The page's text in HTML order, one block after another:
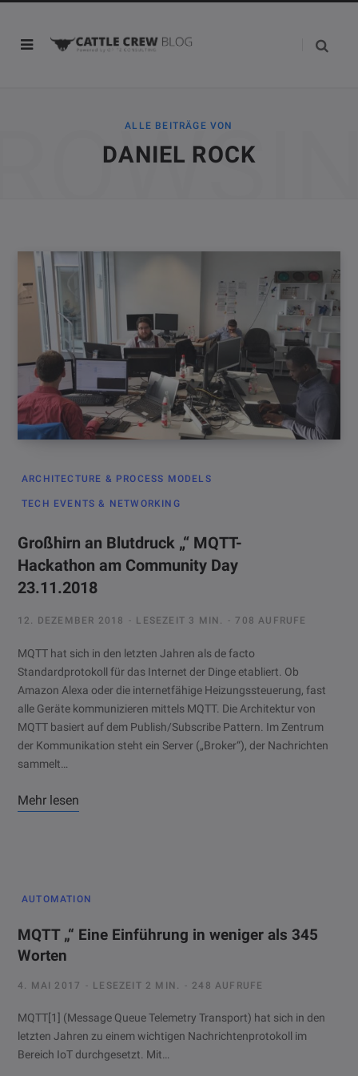
ALLE BEITRÄGE VON
DANIEL ROCK
ARCHITECTURE & PROCESS MODELS
TECH EVENTS & NETWORKING
Großhirn an Blutdruck „“ MQTT-
Hackathon am Community Day
23.11.2018
12. DEZEMBER 2018 LESEZEIT 3 MIN. 708 AUFRUFE
MQTT hat sich in den letzten Jahren als de facto
Standardprotokoll für das Internet der Dinge etabliert. Ob
Amazon Alexa oder die internetfähige Heizungssteuerung, fast
alle Geräte kommunizieren mittels MQTT. Die Architektur von
MQTT basiert auf dem Publish/Subscribe Pattern. Im Zentrum
der Kommunikation steht ein Server („Broker“), der Nachrichten
sammelt…
Mehr lesen
AUTOMATION
MQTT „“ Eine Einführung in weniger als 345
Worten
4. MAI 2017 LESEZEIT 2 MIN. 248 AUFRUFE
MQTT[1] (Message Queue Telemetry Transport) hat sich in den
letzten Jahren zu einem wichtigen Nachrichtenprotokoll im
Bereich IoT durchgesetzt. Mit…